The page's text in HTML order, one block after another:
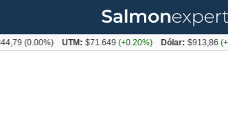
UTM: $71.649(+0.20%) Dólar: $913,86(+0.25%)